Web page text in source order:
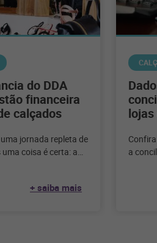
do DDA
financeira
calçados
jornada repleta de
coisa é certa: a
+ saiba mais
a